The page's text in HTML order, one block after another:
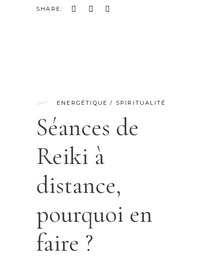
SHARE:
ENERGÉTIQUE / SPIRITUALITÉ
Séances de
Reiki à
distance,
pourquoi en
faire ?